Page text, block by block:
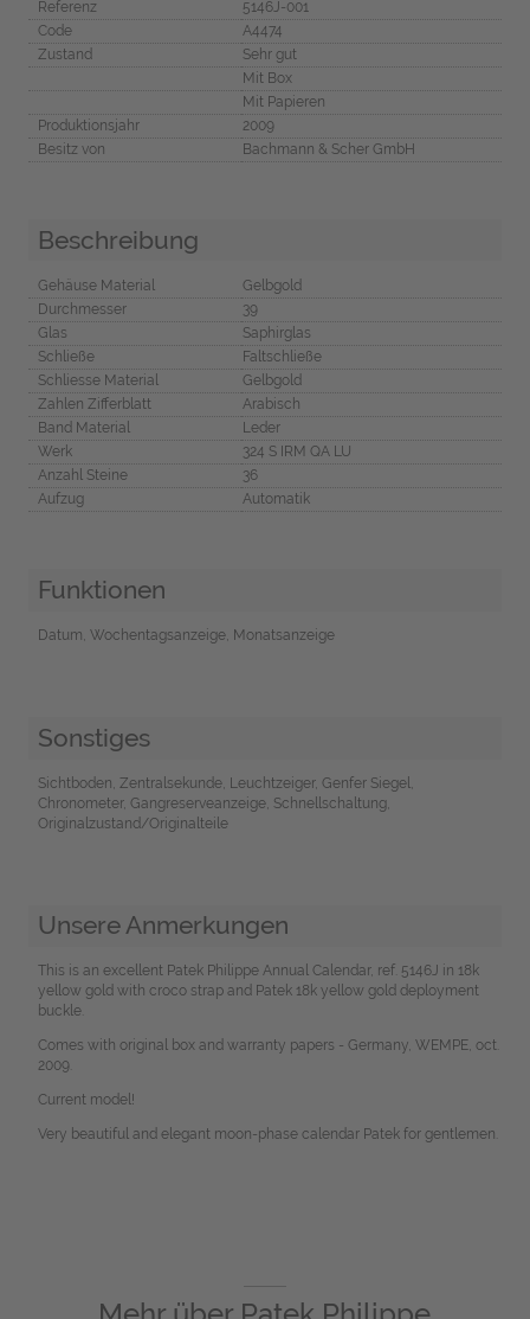
Referenz
5146J-001
Code
A4474
Zustand
Sehr gut
Mit Box
Mit Papieren
Produktionsjahr
2009
Besitz von
Bachmann & Scher GmbH
Beschreibung
Gehäuse Material
Gelbgold
Durchmesser
39
Glas
Saphirglas
Schließe
Faltschließe
Schliesse Material
Gelbgold
Zahlen Zifferblatt
Arabisch
Band Material
Leder
Werk
324 S IRM QA LU
Anzahl Steine
36
Aufzug
Automatik
Funktionen
Datum, Wochentagsanzeige, Monatsanzeige
Sonstiges
Sichtboden, Zentralsekunde, Leuchtzeiger, Genfer Siegel,
Chronometer, Gangreserveanzeige, Schnellschaltung,
Originalzustand/Originalteile
Unsere Anmerkungen
This is an excellent Patek Philippe Annual Calendar, ref. 5146J in 18k
yellow gold with croco strap and Patek 18k yellow gold deployment
buckle.
Comes with original box and warranty papers - Germany, WEMPE, oct.
2009.
Current model!
Very beautiful and elegant moon-phase calendar Patek for gentlemen.